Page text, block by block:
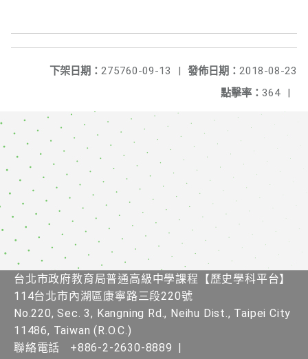
發佈日期： 2018-08-23
下架日期： 275760-09-13
|
點擊率： 364 |
台北市政府教育局普通高級中學課程【歷史學科平台】
114台北市內湖區康寧路三段220號
No.220, Sec. 3, Kangning Rd., Neihu Dist., Taipei City
11486, Taiwan (R.O.C.)
聯絡電話
+886-2-2630-8889 |